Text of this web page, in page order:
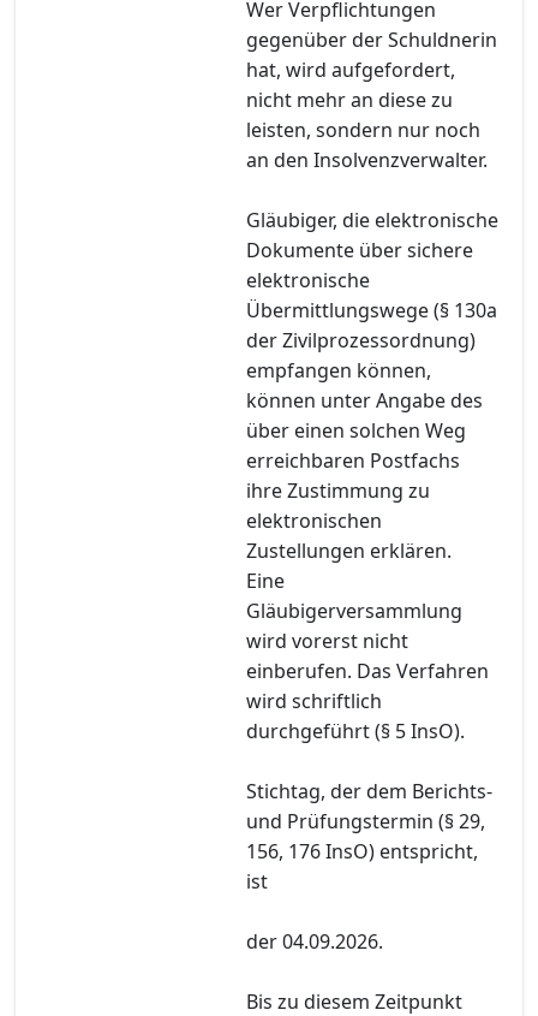
Wer Verpflichtungen
gegenüber der Schuldnerin
hat, wird aufgefordert,
nicht mehr an diese zu
leisten, sondern nur noch
an den Insolvenzverwalter.
Gläubiger, die elektronische
Dokumente über sichere
elektronische
Übermittlungswege (§ 130a
der Zivilprozessordnung)
empfangen können,
können unter Angabe des
über einen solchen Weg
erreichbaren Postfachs
ihre Zustimmung zu
elektronischen
Zustellungen erklären.
Eine
Gläubigerversammlung
wird vorerst nicht
einberufen. Das Verfahren
wird schriftlich
durchgeführt (§ 5 InsO).
Stichtag, der dem Berichts-
und Prüfungstermin (§ 29,
156, 176 InsO) entspricht,
ist
der 04.09.2026.
Bis zu diesem Zeitpunkt